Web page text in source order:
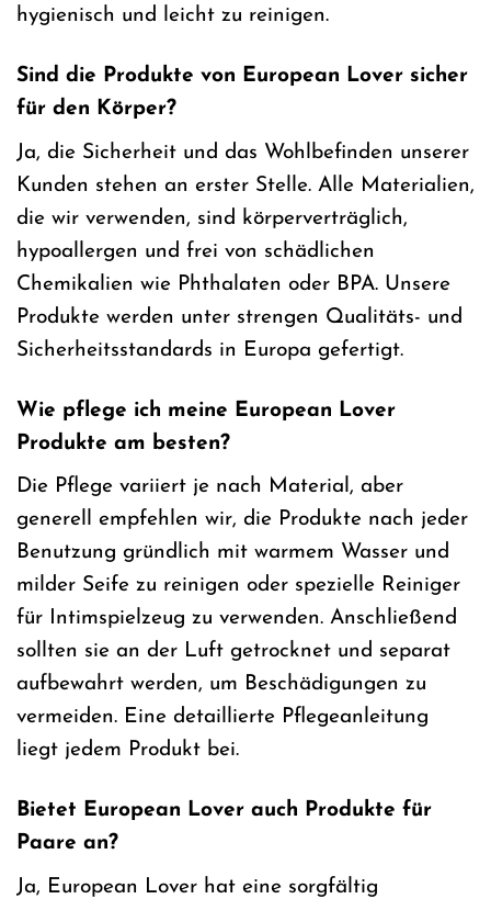
hygienisch und leicht zu reinigen.
Sind die Produkte von European Lover sicher
für den Körper?
Ja, die Sicherheit und das Wohlbefinden unserer
Kunden stehen an erster Stelle. Alle Materialien,
die wir verwenden, sind körperverträglich,
hypoallergen und frei von schädlichen
Chemikalien wie Phthalaten oder BPA. Unsere
Produkte werden unter strengen Qualitäts- und
Sicherheitsstandards in Europa gefertigt.
Wie pflege ich meine European Lover
Produkte am besten?
Die Pflege variiert je nach Material, aber
generell empfehlen wir, die Produkte nach jeder
Benutzung gründlich mit warmem Wasser und
milder Seife zu reinigen oder spezielle Reiniger
für Intimspielzeug zu verwenden. Anschließend
sollten sie an der Luft getrocknet und separat
aufbewahrt werden, um Beschädigungen zu
vermeiden. Eine detaillierte Pflegeanleitung
liegt jedem Produkt bei.
Bietet European Lover auch Produkte für
Paare an?
Ja, European Lover hat eine sorgfältig